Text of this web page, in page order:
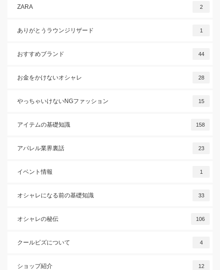
ZARA 2
ありがとうラウンジリザード 1
おすすめブランド 44
お金をかけないオシャレ 28
やっちゃいけないNGファッション 15
アイテムの基礎知識 158
アパレル業界裏話 23
イベント情報 1
オシャレになる前の基礎知識 33
オシャレの秘伝 106
クールビズについて 4
ショップ紹介 12